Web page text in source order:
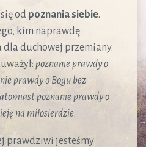
od poznania siebie.
kim naprawdę
dla duchowej przemiany.
poznanie prawdy o
prawdy o Bogu bez
poznanie prawdy o
na miłosierdzie.
prawdziwi jesteśmy